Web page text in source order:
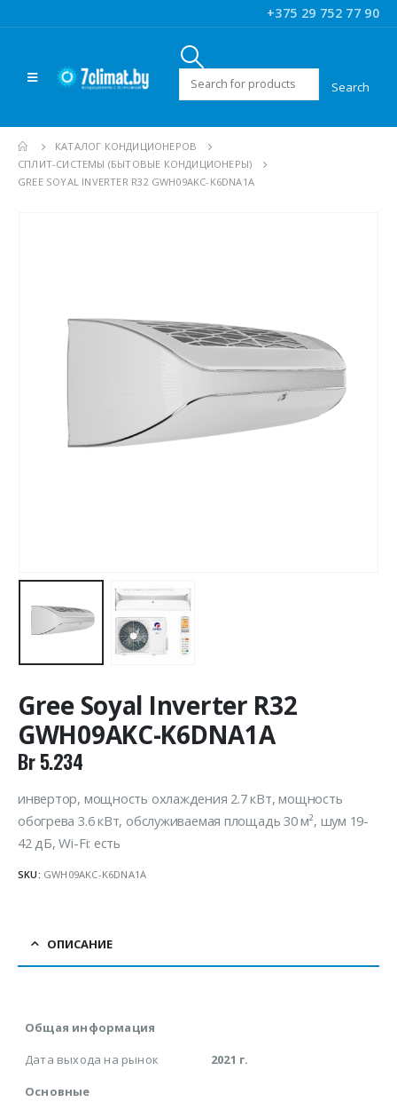
+375 29 752 77 90
Искать:
КАТАЛОГ КОНДИЦИОНЕРОВ
CПЛИТ-СИСТЕМЫ (БЫТОВЫЕ КОНДИЦИОНЕРЫ)
GREE SOYAL INVERTER R32 GWH09AKC-K6DNA1A
Gree Soyal Inverter R32
GWH09AKC-K6DNA1A
Br5.234
инвертор, мощность охлаждения 2.7 кВт, мощность
обогрева 3.6 кВт, обслуживаемая площадь 30 м², шум 19-
42 дБ, Wi-Fi: есть
SKU: GWH09AKC-K6DNA1A
ОПИСАНИЕ
Общая информация
Дата выхода на рынок
2021 г.
Основные